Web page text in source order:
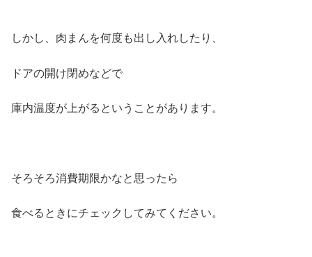
しかし、肉まんを何度も出し入れしたり、
ドアの開け閉めなどで
庫内温度が上がるということがあります。
そろそろ消費期限かなと思ったら
食べるときにチェックしてみてください。